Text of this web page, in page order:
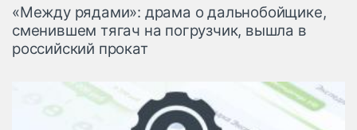
«Между рядами»: драма о дальнобойщике,
сменившем тягач на погрузчик, вышла в
российский прокат